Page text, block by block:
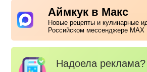
Аймкук в Макс
Новые рецепты и кулинарные
Российском мессенджере MAX
Надоела реклама?